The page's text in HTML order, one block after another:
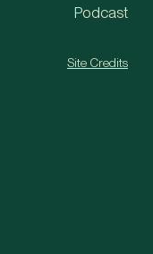
Podcast
Site Credits